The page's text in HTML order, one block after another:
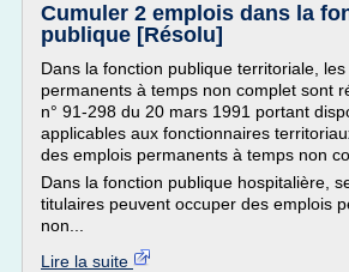
Cumuler 2 emplois dans la
publique [Résolu]
Dans la fonction publique territoriale,
permanents à temps non complet sont
n° 91-298 du 20 mars 1991 portant
applicables aux fonctionnaires
des emplois permanents à temps non
Dans la fonction publique hospitalière,
titulaires peuvent occuper des emplois
non...
Lire la suite